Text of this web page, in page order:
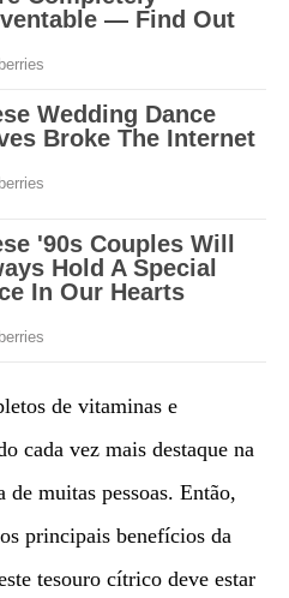
de vitaminas e
cada vez mais destaque na
muitas pessoas. Então,
principais benefícios da
tesouro cítrico deve estar